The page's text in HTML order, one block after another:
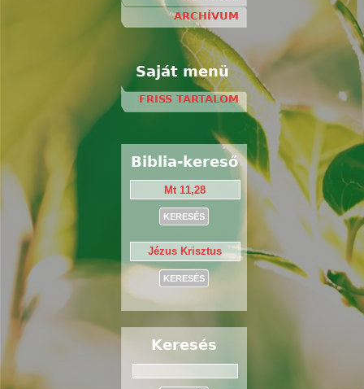
ARCHÍVUM
Saját menü
FRISS TARTALOM
Biblia-kereső
Keresés